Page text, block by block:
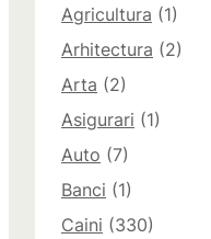
Agricultura (1)
Arhitectura (2)
Arta (2)
Asigurari (1)
Auto (7)
Banci (1)
Caini (330)